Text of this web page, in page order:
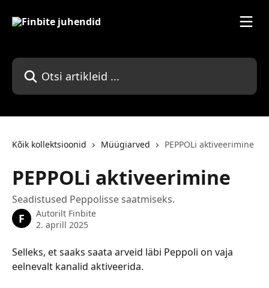
Otsi artikleid ...
Kõik kollektsioonid Müügiarved PEPPOLi aktiveerimine
PEPPOLi aktiveerimine
Seadistused Peppolisse saatmiseks.
F Autorilt Finbite
2. aprill 2025
Selleks, et saaks saata arveid läbi Peppoli on vaja
eelnevalt kanalid aktiveerida.